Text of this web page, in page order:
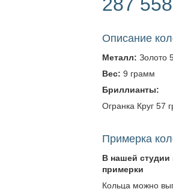
Описание
Металл: Золото
Вес: 9 грамм
Бриллианты:
Огранка Круг 57
Примерка
В нашей студии
примерки
Кольца можно